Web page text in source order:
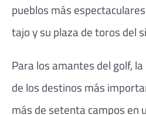
pueblos más
tajo y su plaza de toros del
Para los amantes del golf,
de los destinos más
más de setenta campos en